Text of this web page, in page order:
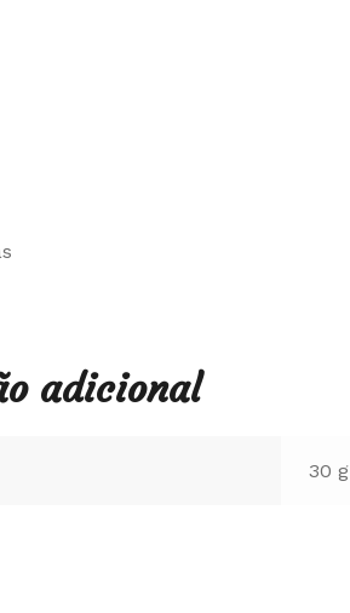
adicional
30 g